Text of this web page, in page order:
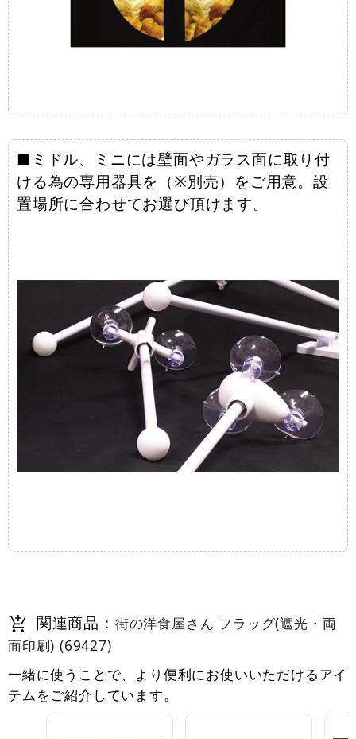
■ミドル、ミニには壁面やガラス面に取り付
ける為の専用器具を（※別売）をご用意。設
置場所に合わせてお選び頂けます。
関連商品： 街の洋食屋さん フラッグ(遮光・両
面印刷) (69427)
一緒に使うことで、より便利にお使いいただけるアイ
テムをご紹介しています。